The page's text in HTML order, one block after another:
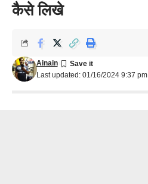
कैसे लिखे
Last updated: 01/16/2024 9:37 pm
Ainain